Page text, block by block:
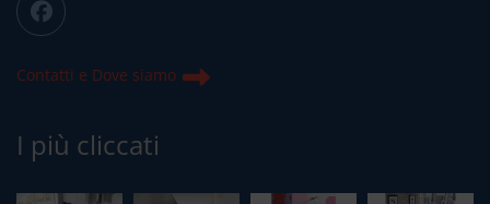
Contatti e Dove siamo
I più cliccati